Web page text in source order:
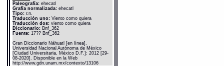
Paleografía:ehecatl
Grafía normalizada:ehecatl
Tipo:r.n.
Traducción uno:Viento como quiera
Traducción dos:viento como quiera
Diccionario: Bnf_362
Fuente:17?? Bnf_362
Gran Diccionario Náhuatl [en línea].
Universidad Nacional Autónoma de México
[Ciudad Universitaria, México D.F.]: 2012 [29-
08-2020]. Disponible en la Web
http://www.gdn.unam.mx/contexto/13106